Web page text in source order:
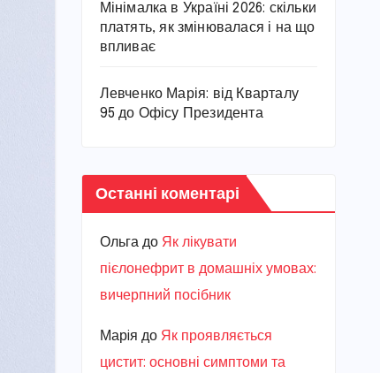
Мінімалка в Україні 2026: скільки
платять, як змінювалася і на що
впливає
Левченко Марія: від Кварталу
95 до Офісу Президента
Останні коментарі
Ольгадо Як лікувати
пієлонефрит в домашніх умовах:
вичерпний посібник
Марiя до Як проявляється
цистит: основні симптоми та